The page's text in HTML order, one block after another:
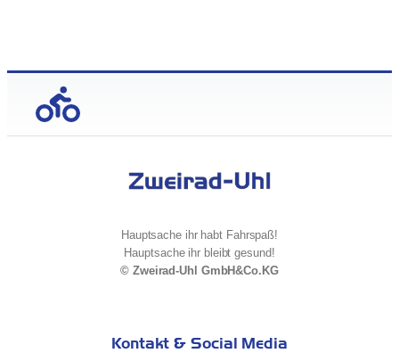
Hauptsache ihr habt Fahrspaß!
Hauptsache ihr bleibt gesund!
© Zweirad-Uhl GmbH&Co.KG
Kontakt & Social Media